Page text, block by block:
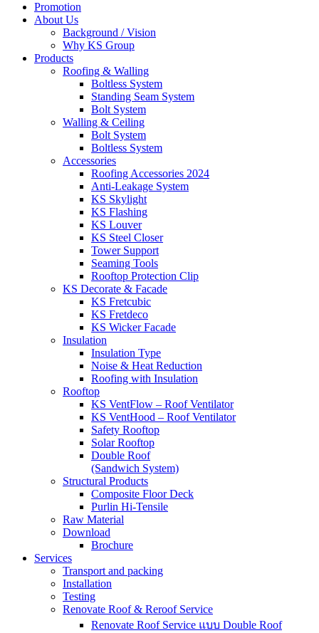
Promotion
About Us
Background / Vision
Why KS Group
Products
Roofing & Walling
Boltless System
Standing Seam System
Bolt System
Walling & Ceiling
Bolt System
Boltless System
Accessories
Roofing Accessories 2024
Anti-Leakage System
KS Skylight
KS Flashing
KS Louver
KS Steel Closer
Tower Support
Seaming Tools
Rooftop Protection Clip
KS Decorate & Facade
KS Fretcubic
KS Fretdeco
KS Wicker Facade
Insulation
Insulation Type
Noise & Heat Reduction
Roofing with Insulation
Rooftop
KS VentFlow – Roof Ventilator
KS VentHood – Roof Ventilator
Safety Rooftop
Solar Rooftop
Double Roof
(Sandwich System)
Structural Products
Composite Floor Deck
Purlin Hi-Tensile
Raw Material
Download
Brochure
Services
Transport and packing
Installation
Testing
Renovate Roof & Reroof Service
Renovate Roof Service แบบ Double Roof